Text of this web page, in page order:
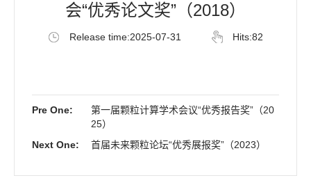
会“优秀论文奖”（2018）
Release time:2025-07-31 Hits:82
Pre One:
第一届颗粒计算学术会议“优秀报告奖”（20
25）
Next One:
首届未来颗粒论坛“优秀展报奖”（2023）